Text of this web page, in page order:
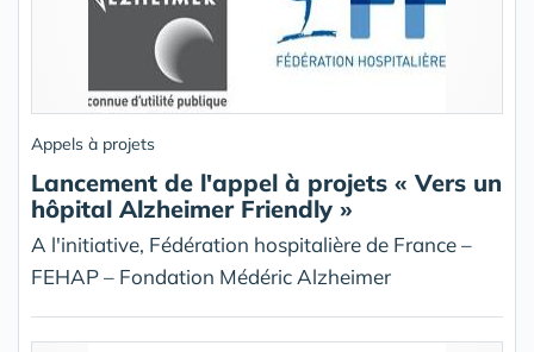
Appels à projets
Lancement de l'appel à projets « Vers un
hôpital Alzheimer Friendly »
A l'initiative, Fédération hospitalière de France –
FEHAP – Fondation Médéric Alzheimer